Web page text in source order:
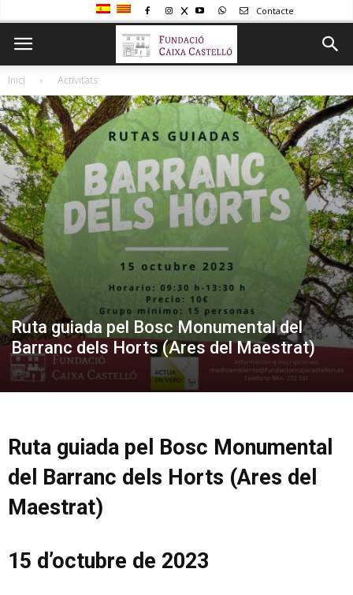
Contacte
Inici Activitats
Ruta guiada pel Bosc Monumental del
Barranc dels Horts (Ares del Maestrat)
Ruta guiada pel Bosc Monumental
del Barranc dels Horts (Ares del
Maestrat)
15 d’octubre de 2023